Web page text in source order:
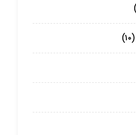
(۱۰)